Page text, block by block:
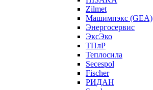
Zilmet
Машимпэкс (GEA)
Энергосервис
ЭксЭко
ТПлР
Теплосила
Secespol
Fischer
РИДАН